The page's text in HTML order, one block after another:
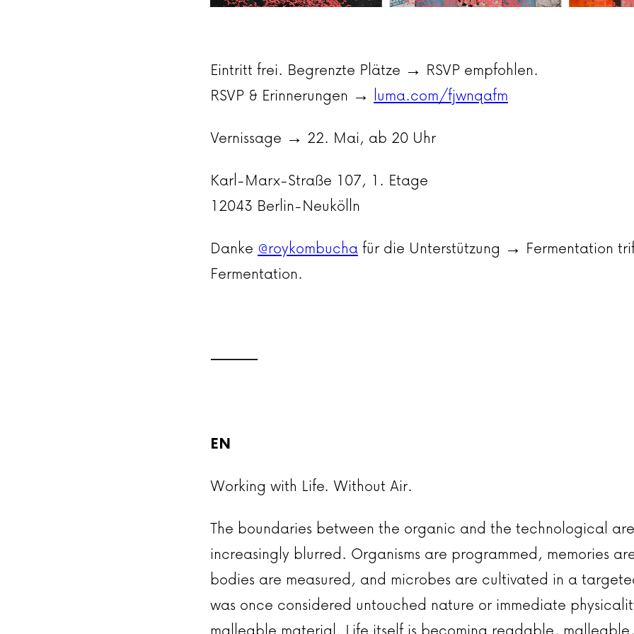
Eintritt frei. Begrenzte Plätze → RSVP empfohlen.
RSVP & Erinnerungen → luma.com/fjwnqafm
Vernissage → 22. Mai, ab 20 Uhr
Karl-Marx-Straße 107, 1. Etage
12043 Berlin-Neukölln
Danke @roykombuchafür die Unterstützung → Fermentation
Fermentation.
⸻
EN
Working with Life. Without Air.
The boundaries between the organic and the technological
increasingly blurred. Organisms are programmed, memories
bodies are measured, and microbes are cultivated in a
was once considered untouched nature or immediate